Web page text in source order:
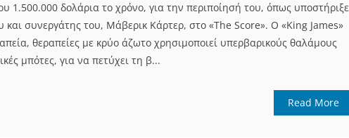
1.500.000 δολάρια το χρόνο, για την περιποίησή του, όπως υποστήριξε
και συνεργάτης του, Μάβερικ Κάρτερ, στο «The Score». Ο «King James»
θεραπείες με κρύο άζωτο χρησιμοποιεί υπερβαρικούς θαλάμους
μπότες, για να πετύχει τη β...
Read More